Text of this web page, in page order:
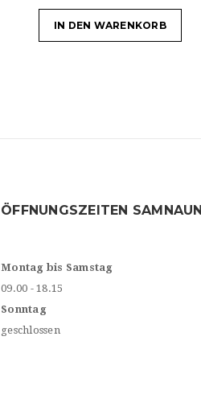
IN DEN WARENKORB
ÖFFNUNGSZEITEN SAMNAUN
Montag bis Samstag
09.00 - 18.15
Sonntag
geschlossen